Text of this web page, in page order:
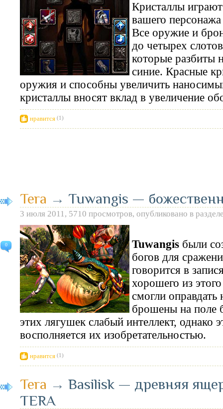
Кристаллы
вашего
Все оружие и
до четырех
которые разбиты
синие. Красные
оружия и способны увеличить
кристаллы вносят вклад в увеличение
нравится (1)
0
Tera → Tuwangis —
3 июля 2011, 5710 просмотров, опубликовано в
Tuwangis были
богов для
говорится в
хорошего из
смогли
брошены на поле
этих лягушек слабый интеллект, однако
восполняется их изобретательностью.
нравится (1)
Tera → Basilisk — древняя
TERA